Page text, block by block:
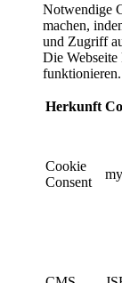
Notwendige
machen,
und Zugriff
Die
funktionieren.
Herkunft
Cookie
Consent